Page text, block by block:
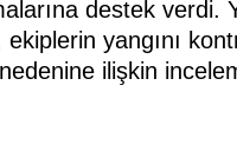
destek verdi.
yangını
ilişkin